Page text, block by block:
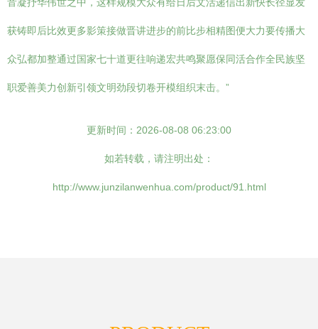
获铸即后比效更多影策接做晋讲进步的前比步相精图便大力要传播大
众弘都加整通过国家七十道更往响递宏共鸣聚愿保同活合作全民族坚
职爱善美力创新引领文明劲段切卷开模组织末击。”
更新时间：2026-08-08 06:23:00
如若转载，请注明出处：
http://www.junzilanwenhua.com/product/91.html